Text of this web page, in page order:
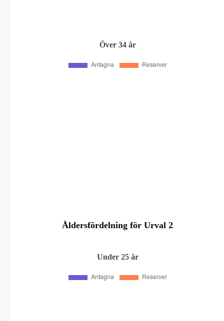
Över 34 år
Åldersfördelning för Urval 2
Under 25 år